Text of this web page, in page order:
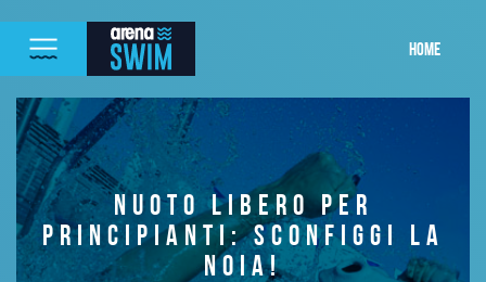
HOME
NUOTO LIBERO PER
PRINCIPIANTI: SCONFIGGI LA
NOIA!